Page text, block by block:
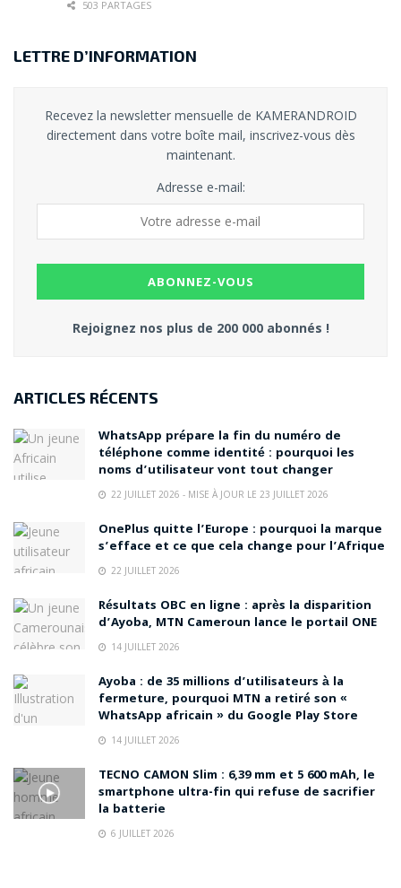
503 PARTAGES
LETTRE D’INFORMATION
Recevez la newsletter mensuelle de KAMERANDROID
directement dans votre boîte mail, inscrivez-vous dès
maintenant.
Adresse e-mail:
Rejoignez nos plus de 200 000 abonnés !
ARTICLES RÉCENTS
WhatsApp prépare la fin du numéro de
téléphone comme identité : pourquoi les
noms d’utilisateur vont tout changer
22 JUILLET 2026 - MISE À JOUR LE 23 JUILLET 2026
OnePlus quitte l’Europe : pourquoi la marque
s’efface et ce que cela change pour l’Afrique
22 JUILLET 2026
Résultats OBC en ligne : après la disparition
d’Ayoba, MTN Cameroun lance le portail ONE
14 JUILLET 2026
Ayoba : de 35 millions d’utilisateurs à la
fermeture, pourquoi MTN a retiré son «
WhatsApp africain » du Google Play Store
14 JUILLET 2026
TECNO CAMON Slim : 6,39 mm et 5 600 mAh, le
smartphone ultra-fin qui refuse de sacrifier
la batterie
6 JUILLET 2026